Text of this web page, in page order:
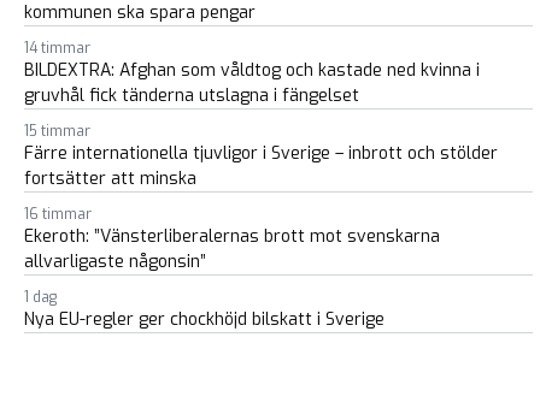
kommunen ska spara pengar
14 timmar
BILDEXTRA: Afghan som våldtog och kastade ned kvinna i
gruvhål fick tänderna utslagna i fängelset
15 timmar
Färre internationella tjuvligor i Sverige – inbrott och stölder
fortsätter att minska
16 timmar
Ekeroth: ”Vänsterliberalernas brott mot svenskarna
allvarligaste någonsin”
1 dag
Nya EU-regler ger chockhöjd bilskatt i Sverige